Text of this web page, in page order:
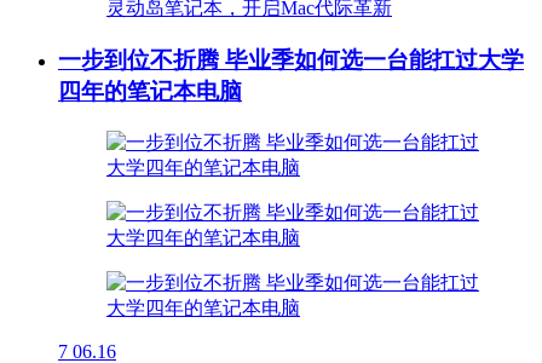
一步到位不折腾 毕业季如何选一台能扛过大学
四年的笔记本电脑
7 06.16